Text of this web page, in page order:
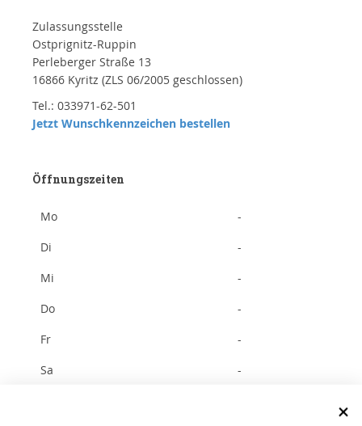
Zulassungsstelle
Ostprignitz-Ruppin
Perleberger Straße 13
16866 Kyritz (ZLS 06/2005 geschlossen)
Tel.: 033971-62-501
Jetzt Wunschkennzeichen bestellen
Öffnungszeiten
Mo
-
Di
-
Mi
-
Do
-
Fr
-
Sa
-